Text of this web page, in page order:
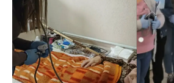
ФОРМУЛАРИ ЗА БАРАЊА
ЗДРАВСТВЕНО
ПРВА ПОМОШ